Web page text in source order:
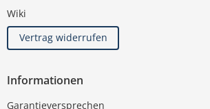
Wiki
Vertrag widerrufen
Informationen
Garantieversprechen